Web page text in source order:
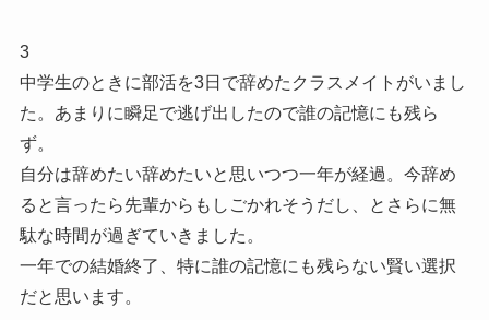
3
中学生のときに部活を3日で辞めたクラスメイトがいまし
た。あまりに瞬足で逃げ出したので誰の記憶にも残ら
ず。
自分は辞めたい辞めたいと思いつつ一年が経過。今辞め
ると言ったら先輩からもしごかれそうだし、とさらに無
駄な時間が過ぎていきました。
一年での結婚終了、特に誰の記憶にも残らない賢い選択
だと思います。